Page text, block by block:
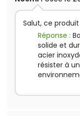
Salut, ce
Réponse :
solide et
acier
résister à